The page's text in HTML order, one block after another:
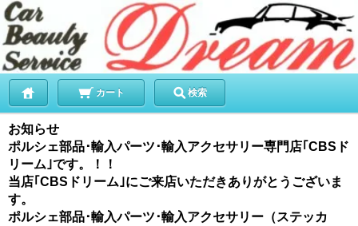
カート 検索
お知らせ
ポルシェ部品･輸入パーツ･輸入アクセサリー専門店｢CBSド
リーム｣です。！！
当店｢CBSドリーム｣にご来店いただきありがとうございま
す。
ポルシェ部品･輸入パーツ･輸入アクセサリー（ステッカ